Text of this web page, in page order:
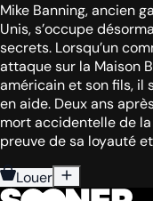
Mike Banning, ancien
Unis, s’occupe
secrets. Lorsqu’un
attaque sur la Maison
américain et son fils, il
en aide. Deux ans
mort accidentelle de
preuve de sa loyauté
Louer